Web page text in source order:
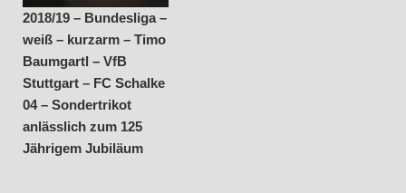
2018/19 – Bundesliga –
weiß – kurzarm – Timo
Baumgartl – VfB
Stuttgart – FC Schalke
04 – Sondertrikot
anlässlich zum 125
Jährigem Jubiläum